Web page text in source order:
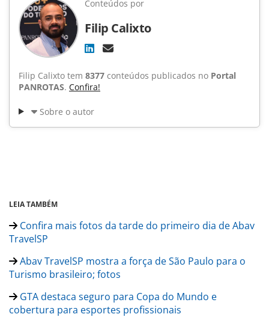
Conteúdos por
Filip Calixto
Filip Calixto tem 8377 conteúdos publicados no Portal
PANROTAS. Confira!
Sobre o autor
LEIA TAMBÉM
Confira mais fotos da tarde do primeiro dia de Abav
TravelSP
Abav TravelSP mostra a força de São Paulo para o
Turismo brasileiro; fotos
GTA destaca seguro para Copa do Mundo e
cobertura para esportes profissionais